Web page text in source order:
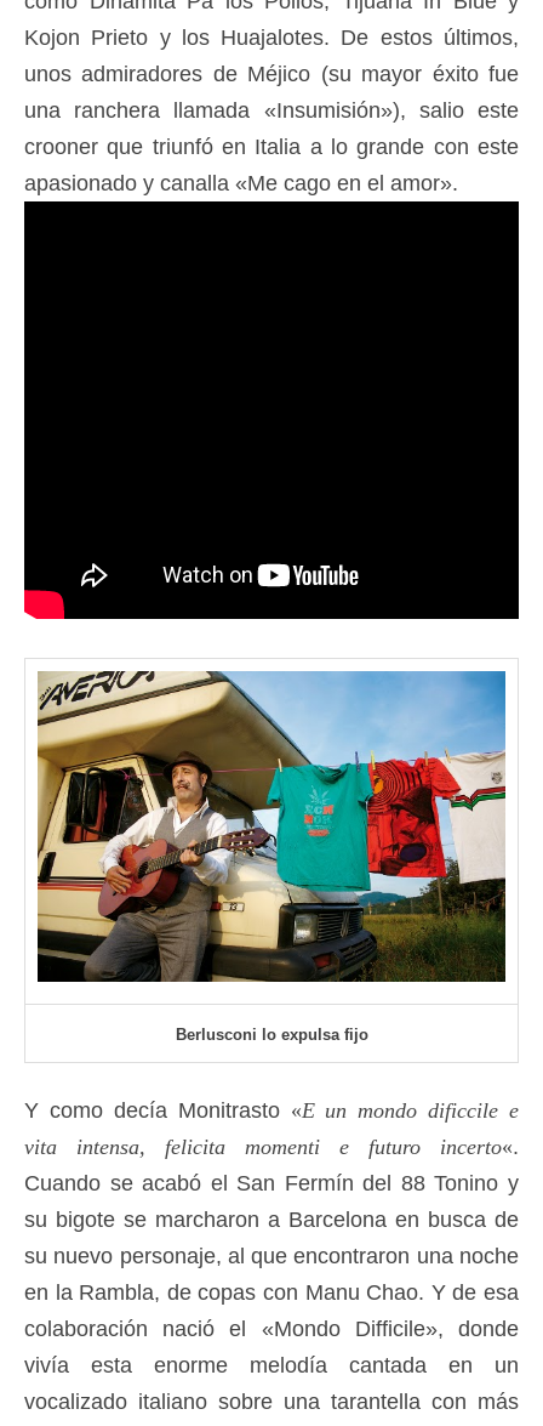
Kojon Prieto y los Huajalotes. De estos últimos,
unos admiradores de Méjico (su mayor éxito fue
una ranchera llamada «Insumisión»), salio este
crooner que triunfó en Italia a lo grande con este
apasionado y canalla «Me cago en el amor».
Berlusconi lo expulsa fijo
Y como decía Monitrasto «E un mondo dificcile e
vita intensa, felicita momenti e futuro incerto«.
Cuando se acabó el San Fermín del 88 Tonino y
su bigote se marcharon a Barcelona en busca de
su nuevo personaje, al que encontraron una noche
en la Rambla, de copas con Manu Chao. Y de esa
colaboración nació el «Mondo Difficile», donde
vivía esta enorme melodía cantada en un
vocalizado italiano sobre una tarantella con más